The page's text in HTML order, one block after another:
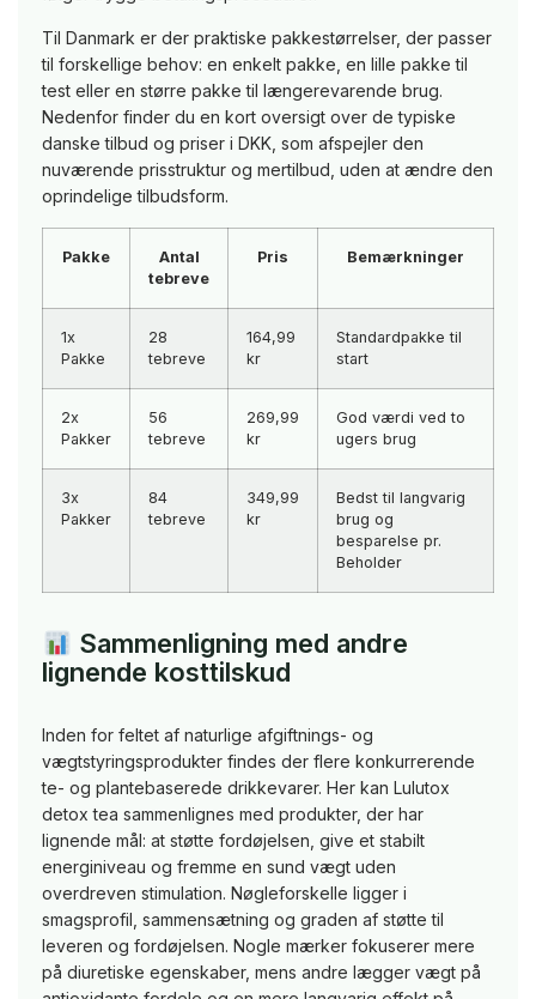
Til Danmark er der praktiske pakkestørrelser, der passer
til forskellige behov: en enkelt pakke, en lille pakke til
test eller en større pakke til længerevarende brug.
Nedenfor finder du en kort oversigt over de typiske
danske tilbud og priser i DKK, som afspejler den
nuværende prisstruktur og mertilbud, uden at ændre den
oprindelige tilbudsform.
Pakke
Antal
tebreve
Pris Bemærkninger
1x
Pakke
28
tebreve
164,99
kr
Standardpakke til
start
2x
Pakker
56
tebreve
269,99
kr
God værdi ved to
ugers brug
3x
Pakker
84
tebreve
349,99
kr
Bedst til langvarig
brug og
besparelse pr.
Beholder
Sammenligning med andre
lignende kosttilskud
Inden for feltet af naturlige afgiftnings- og
vægtstyringsprodukter findes der flere konkurrerende
te- og plantebaserede drikkevarer. Her kan Lulutox
detox tea sammenlignes med produkter, der har
lignende mål: at støtte fordøjelsen, give et stabilt
energiniveau og fremme en sund vægt uden
overdreven stimulation. Nøgleforskelle ligger i
smagsprofil, sammensætning og graden af støtte til
leveren og fordøjelsen. Nogle mærker fokuserer mere
på diuretiske egenskaber, mens andre lægger vægt på